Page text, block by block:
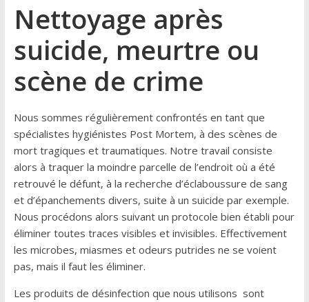
Nettoyage après
suicide, meurtre ou
scène de crime
Nous sommes régulièrement confrontés en tant que
spécialistes hygiénistes Post Mortem, à des scènes de
mort tragiques et traumatiques. Notre travail consiste
alors à traquer la moindre parcelle de l’endroit où a été
retrouvé le défunt, à la recherche d’éclaboussure de sang
et d’épanchements divers, suite à un suicide par exemple.
Nous procédons alors suivant un protocole bien établi pour
éliminer toutes traces visibles et invisibles. Effectivement
les microbes, miasmes et odeurs putrides ne se voient
pas, mais il faut les éliminer.
Les produits de désinfection que nous utilisons sont